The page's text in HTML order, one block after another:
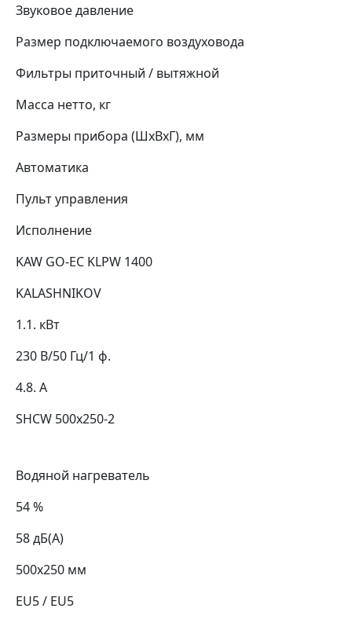
Звуковое давление
Размер подключаемого воздуховода
Фильтры приточный / вытяжной
Масса нетто, кг
Размеры прибора (ШхВхГ), мм
Автоматика
Пульт управления
Исполнение
KAW GO-EC KLPW 1400
KALASHNIKOV
1.1. кВт
230 В/50 Гц/1 ф.
4.8. А
SHCW 500x250-2
Водяной нагреватель
54 %
58 дБ(А)
500х250 мм
EU5 / EU5